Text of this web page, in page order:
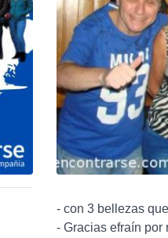
- con 3 bellezas
- Gracias efraín por